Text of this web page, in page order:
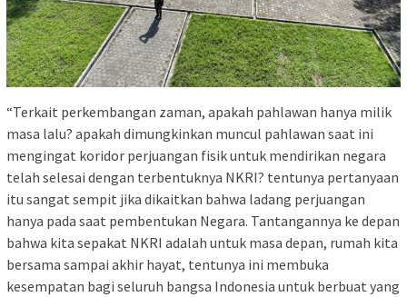
“Terkait perkembangan zaman, apakah pahlawan hanya milik
masa lalu? apakah dimungkinkan muncul pahlawan saat ini
mengingat koridor perjuangan fisik untuk mendirikan negara
telah selesai dengan terbentuknya NKRI? tentunya pertanyaan
itu sangat sempit jika dikaitkan bahwa ladang perjuangan
hanya pada saat pembentukan Negara. Tantangannya ke depan
bahwa kita sepakat NKRI adalah untuk masa depan, rumah kita
bersama sampai akhir hayat, tentunya ini membuka
kesempatan bagi seluruh bangsa Indonesia untuk berbuat yang